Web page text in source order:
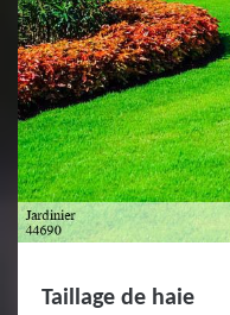
Taillage de haie